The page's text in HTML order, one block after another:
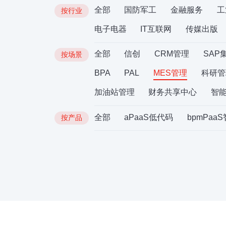
按行业 全部 国防军工 金融服务
电子电器 IT互联网 传媒出版
按场景 全部 信创 CRM管理 SAP
BPA PAL MES管理 科研
加油站管理 财务共享中心 智
按产品 全部 aPaaS低代码 bpmPaaS